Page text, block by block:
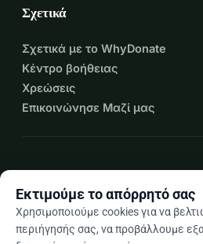
Σχετικά
Σχετικά με το WhyDonate
Κέντρο βοήθειας
Χρεώσεις
Επικοινώνησε Μαζί μας
Εκτιμούμε το απόρρητό σας
Χρησιμοποιούμε cookies για να
περιήγησής σας, να προβάλλουμε